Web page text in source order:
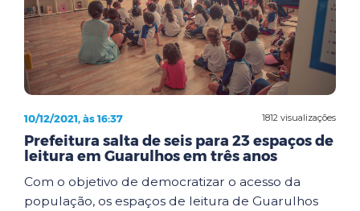
1812 visualizações
10/12/2021, às 16:37
Prefeitura salta de seis para 23 espaços de
leitura em Guarulhos em três anos
Com o objetivo de democratizar o acesso da
população, os espaços de leitura de Guarulhos